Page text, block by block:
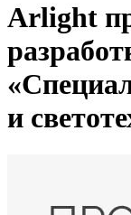
Arlight
и